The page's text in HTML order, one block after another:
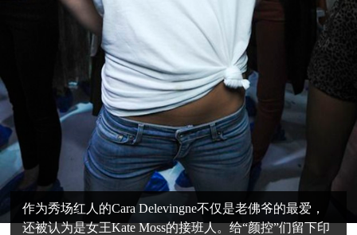
作为秀场红人的Cara Delevingne不仅是老佛爷的最爱，
还被认为是女王Kate Moss的接班人。给“颜控”们留下印